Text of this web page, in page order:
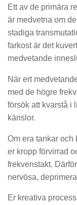
Ett av de primära
är medvetna om
stadiga
farkost är det
medvetande
När ert
med de högre
försök att kvarstå i
känslor.
Om era tankar
er kropp förvirrad
frekvenstakt.
nervösa,
Er kreativa